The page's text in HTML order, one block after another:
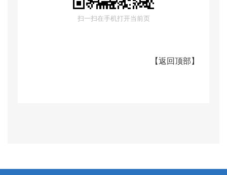
加强政务信息公开。按时梳理我
开，并及时做好动态更新。依
53件，有效提高独山子区通信基
扫一扫在手机打开当前页
【返回顶部 】